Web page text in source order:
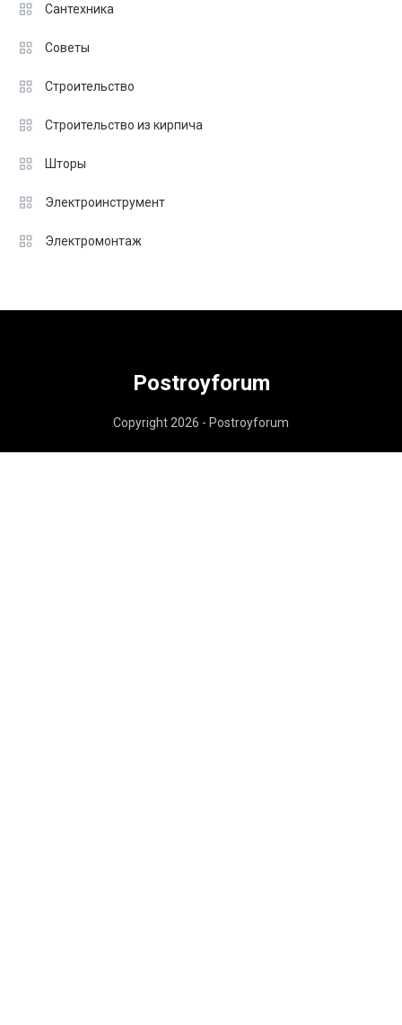
Сантехника
Советы
Строительство
Строительство из кирпича
Шторы
Электроинструмент
Электромонтаж
Postroyforum
Copyright 2026 - Postroyforum